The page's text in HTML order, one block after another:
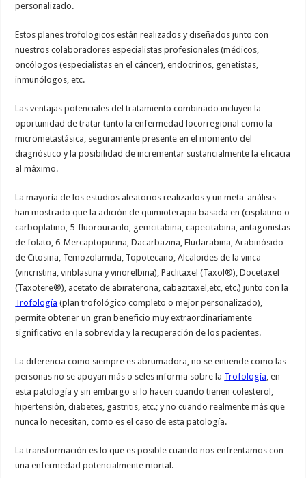
personalizado.
Estos planes trofologicos están realizados y diseñados junto con
nuestros colaboradores especialistas profesionales (médicos,
oncólogos (especialistas en el cáncer), endocrinos, genetistas,
inmunólogos, etc.
Las ventajas potenciales del tratamiento combinado incluyen la
oportunidad de tratar tanto la enfermedad locorregional como la
micrometastásica, seguramente presente en el momento del
diagnóstico y la posibilidad de incrementar sustancialmente la eficacia
al máximo.
La mayoría de los estudios aleatorios realizados y un meta-análisis
han mostrado que la adición de quimioterapia basada en (cisplatino o
carboplatino, 5-fluorouracilo, gemcitabina, capecitabina, antagonistas
de folato, 6-Mercaptopurina, Dacarbazina, Fludarabina, Arabinósido
de Citosina, Temozolamida, Topotecano, Alcaloides de la vinca
(vincristina, vinblastina y vinorelbina), Paclitaxel (Taxol®), Docetaxel
(Taxotere®), acetato de abiraterona, cabazitaxel,etc, etc.) junto con la
Trofología (plan trofológico completo o mejor personalizado),
permite obtener un gran beneficio muy extraordinariamente
significativo en la sobrevida y la recuperación de los pacientes.
La diferencia como siempre es abrumadora, no se entiende como las
personas no se apoyan más o seles informa sobre la Trofología, en
esta patología y sin embargo si lo hacen cuando tienen colesterol,
hipertensión, diabetes, gastritis, etc.; y no cuando realmente más que
nunca lo necesitan, como es el caso de esta patología.
La transformación es lo que es posible cuando nos enfrentamos con
una enfermedad potencialmente mortal.